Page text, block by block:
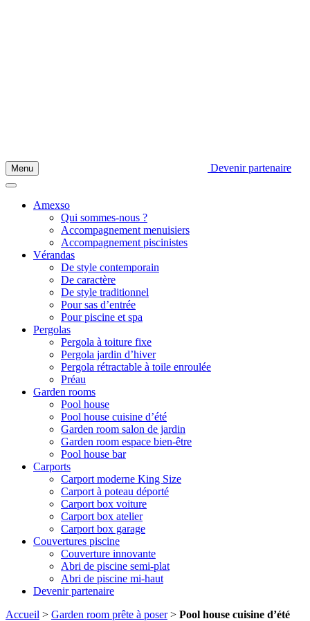
Menu Devenir partenaire
Amexso
Qui sommes-nous ?
Accompagnement menuisiers
Accompagnement piscinistes
Vérandas
De style contemporain
De caractère
De style traditionnel
Pour sas d’entrée
Pour piscine et spa
Pergolas
Pergola à toiture fixe
Pergola jardin d’hiver
Pergola rétractable à toile enroulée
Préau
Garden rooms
Pool house
Pool house cuisine d’été
Garden room salon de jardin
Garden room espace bien-être
Pool house bar
Carports
Carport moderne King Size
Carport à poteau déporté
Carport box voiture
Carport box atelier
Carport box garage
Couvertures piscine
Couverture innovante
Abri de piscine semi-plat
Abri de piscine mi-haut
Devenir partenaire
Accueil > Garden room prête à poser> Pool house cuisine d’été